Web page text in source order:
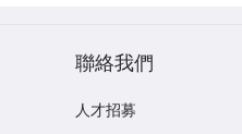
聯絡我們
人才招募